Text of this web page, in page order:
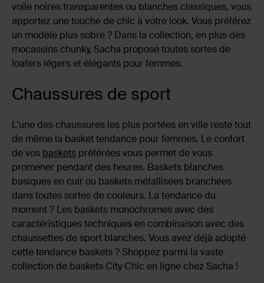
voile noires transparentes ou blanches classiques, vous
apportez une touche de chic à votre look. Vous préférez
un modèle plus sobre ? Dans la collection, en plus des
mocassins chunky, Sacha propose toutes sortes de
loafers légers et élégants pour femmes.
Chaussures de sport
L'une des chaussures les plus portées en ville reste tout
de même la basket tendance pour femmes. Le confort
de vos baskets préférées vous permet de vous
promener pendant des heures. Baskets blanches
basiques en cuir ou baskets métallisées branchées
dans toutes sortes de couleurs. La tendance du
moment ? Les baskets monochromes avec des
caractéristiques techniques en combinaison avec des
chaussettes de sport blanches. Vous avez déjà adopté
cette tendance baskets ? Shoppez parmi la vaste
collection de baskets City Chic en ligne chez Sacha !